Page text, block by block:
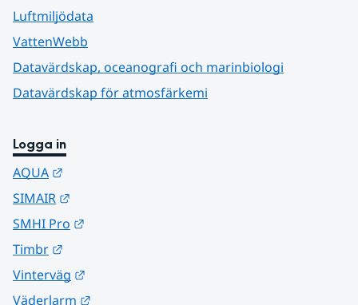
Luftmiljödata
VattenWebb
Datavärdskap, oceanografi och marinbiologi
Datavärdskap för atmosfärkemi
Logga in
AQUA
SIMAIR
SMHI Pro
Timbr
Vinterväg
Väderlarm